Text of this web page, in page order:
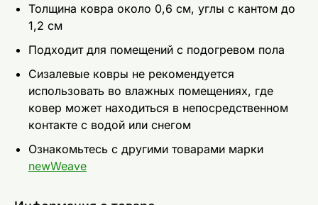
Толщина ковра около 0,6 см, углы с кантом до
1,2 см
Подходит для помещений с подогревом пола
Сизалевые ковры не рекомендуется
использовать во влажных помещениях, где
ковер может находиться в непосредственном
контакте с водой или снегом
Ознакомьтесь с другими товарами марки
newWeave